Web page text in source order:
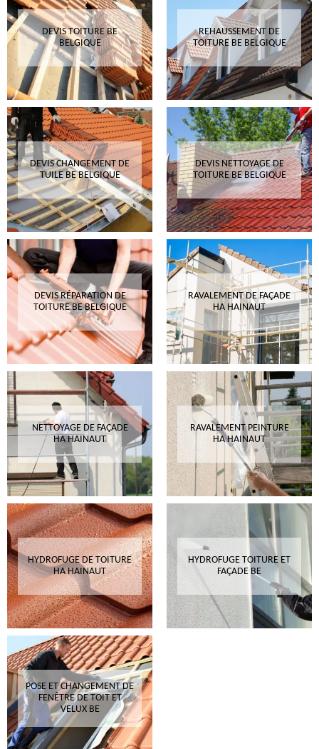
DEVIS TOITURE BE
BELGIQUE
REHAUSSEMENT DE
TOITURE BE BELGIQUE
DEVIS CHANGEMENT DE
TUILE BE BELGIQUE
DEVIS NETTOYAGE DE
TOITURE BE BELGIQUE
DEVIS RÉPARATION DE
TOITURE BE BELGIQUE
RAVALEMENT DE FAÇADE
HA HAINAUT
NETTOYAGE DE FAÇADE
HA HAINAUT
RAVALEMENT PEINTURE
HA HAINAUT
HYDROFUGE DE TOITURE
HA HAINAUT
HYDROFUGE TOITURE ET
FAÇADE BE
POSE ET CHANGEMENT DE
FENÊTRE DE TOIT ET
VELUX BE